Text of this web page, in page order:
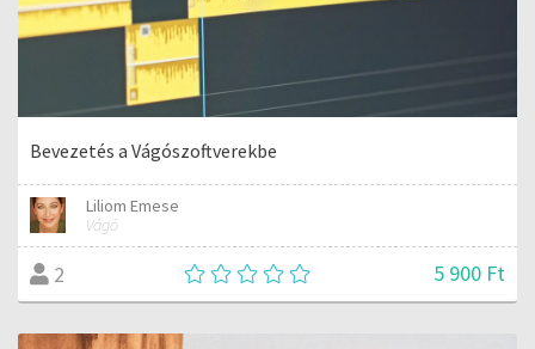
Bevezetés a Vágószoftverekbe
Liliom Emese
Vágó
2 5 900 Ft